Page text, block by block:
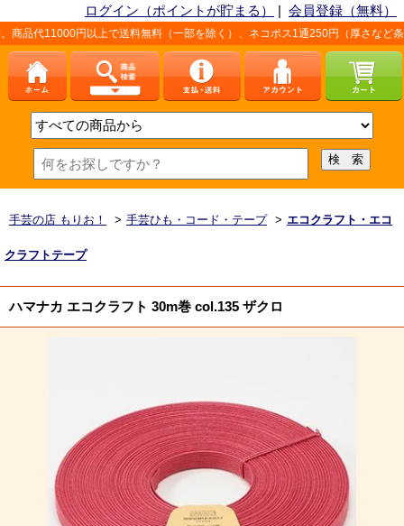
ログイン（ポイントが貯まる） | 会員登録（無料）
で送料無料（一部を除く）、ネコポス1通250円（厚さなど条件あり）。詳し
手芸の店 もりお！ > 手芸ひも・コード・テープ > エコクラフト・エコ
クラフトテープ
ハマナカ エコクラフト 30m巻 col.135 ザクロ